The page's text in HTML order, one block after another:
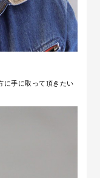
に手に取って頂きたい